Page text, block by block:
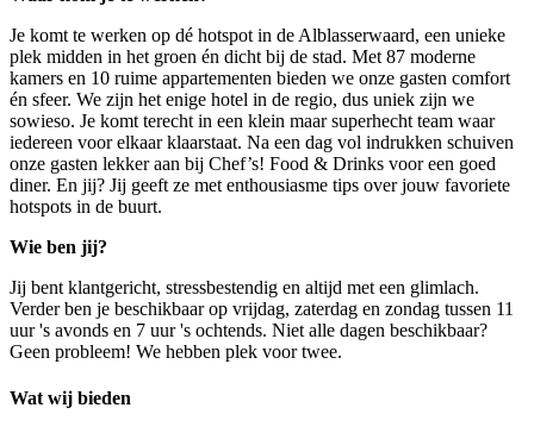
Je komt te werken op dé hotspot in de Alblasserwaard, een unieke
plek midden in het groen én dicht bij de stad. Met 87 moderne
kamers en 10 ruime appartementen bieden we onze gasten comfort
én sfeer. We zijn het enige hotel in de regio, dus uniek zijn we
sowieso. Je komt terecht in een klein maar superhecht team waar
iedereen voor elkaar klaarstaat. Na een dag vol indrukken schuiven
onze gasten lekker aan bij Chef’s! Food & Drinks voor een goed
diner. En jij? Jij geeft ze met enthousiasme tips over jouw favoriete
hotspots in de buurt.
Wie ben jij?
Jij bent klantgericht, stressbestendig en altijd met een glimlach.
Verder ben je beschikbaar op vrijdag, zaterdag en zondag tussen 11
uur 's avonds en 7 uur 's ochtends. Niet alle dagen beschikbaar?
Geen probleem! We hebben plek voor twee.
Wat wij bieden